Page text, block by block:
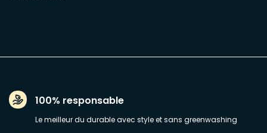
100% responsable
Le meilleur du durable avec style et sans greenwashing